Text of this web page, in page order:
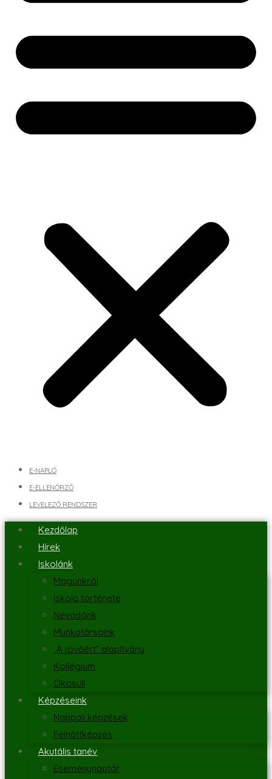
E-NAPLÓ
E-ELLENŐRZŐ
LEVELEZŐ RENDSZER
Kezdőlap
Hírek
Iskolánk
Magunkról
Iskola története
Névadónk
Munkatársaink
„A jövőért” alapítvány
Kollégium
Ökosuli
Képzéseink
Nappali képzések
Felnőttképzés
Akutális tanév
Eseménynaptár